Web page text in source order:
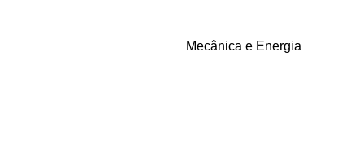
Mecânica e Energia